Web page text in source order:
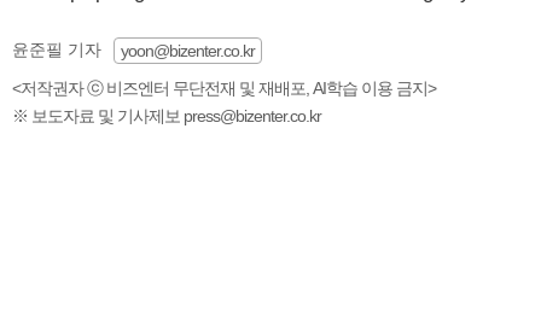
윤준필 기자
yoon@bizenter.co.kr
<저작권자 ⓒ 비즈엔터 무단전재 및 재배포, AI학습 이용 금지>
※ 보도자료 및 기사제보 press@bizenter.co.kr